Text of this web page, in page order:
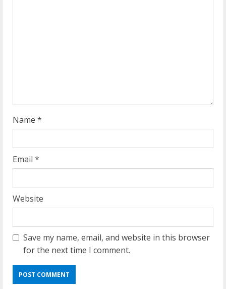
g
Name *
Email *
Website
Save my name, email, and website in this browser
for the next time I comment.